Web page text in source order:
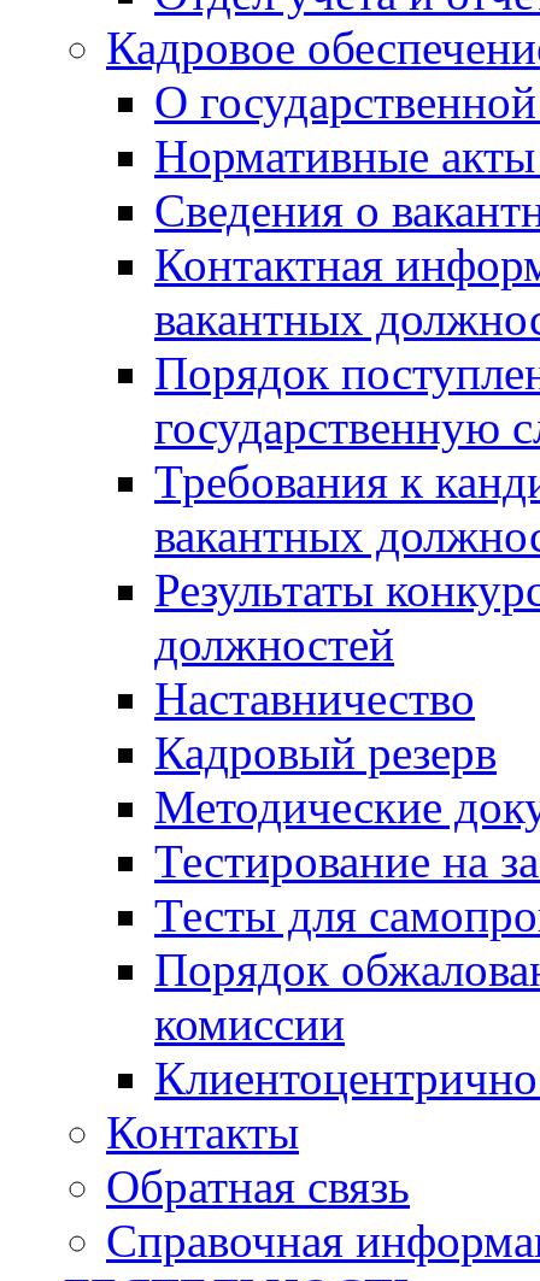
Кадровое
О
Нормативные акты
Сведения о
Контактная
вакантных
Порядок
государственную
Требования к
вакантных
Результаты
должностей
Наставничество
Кадровый резерв
Методические
Тестирование на
Тесты для
Порядок
комиссии
Контакты
Обратная связь
Справочная